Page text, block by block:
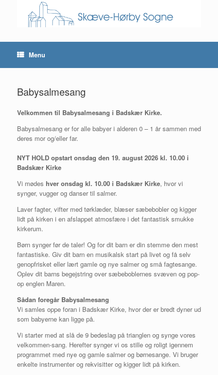
Menu
Babysalmesang
Velkommen til Babysalmesang i Badskær Kirke.
Babysalmesang er for alle babyer i alderen 0 – 1 år sammen med
deres mor og/eller far.
NYT HOLD opstart onsdag den 19. august 2026 kl. 10.00 i
Badskær Kirke
Vi mødes hver onsdag kl. 10.00 i Badskær Kirke, hvor vi
synger, vugger og danser til salmer.
Laver fagter, vifter med tørklæder, blæser sæbebobler og kigger
lidt på kirken i en afslappet atmosfære i det fantastisk smukke
kirkerum.
Børn synger før de taler! Og for dit barn er din stemme den mest
fantastiske. Giv dit barn en musikalsk start på livet og få selv
genopfrisket eller lært gamle og nye salmer og små fagtesange.
Oplev dit barns begejstring over sæbeboblernes svæven og pop-
op englen Maren.
Sådan foregår Babysalmesang
Vi samles oppe foran i Badskær Kirke, hvor der er bredt dyner ud
som babyerne kan ligge på.
Vi starter med at slå de 9 bedeslag på trianglen og synge vores
velkommen-sang. Herefter synger vi os stille og roligt igennem
programmet med nye og gamle salmer og børnesange. Vi bruger
enkelte instrumenter og rekvisitter og kigger lidt på kirken.